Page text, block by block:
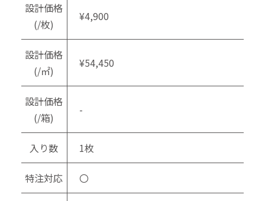
設計価格
(/枚)
¥4,900
設計価格
(/㎡)
¥54,450
設計価格
(/箱)
-
入り数 1枚
特注対応 〇